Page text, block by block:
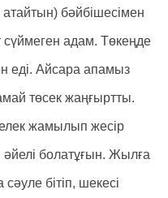
бәйбішесімен
адам. Төкеңде
еді. Айсара апамыз
төсек жаңғыртты.
жамылып жесір
болатұғын. Жылға
бітіп, шекесі